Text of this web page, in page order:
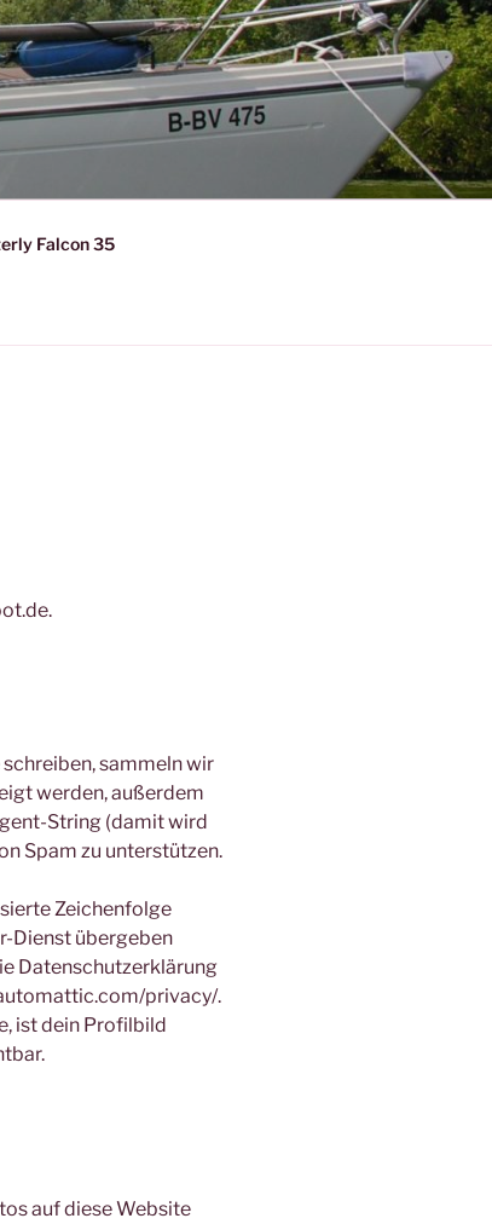
Falcon 35
sammeln wir
werden, außerdem
String (damit wird
Spam zu unterstützen.
Zeichenfolge
Dienst übergeben
Datenschutzerklärung
privacy/.
ist dein Profilbild
auf diese Website